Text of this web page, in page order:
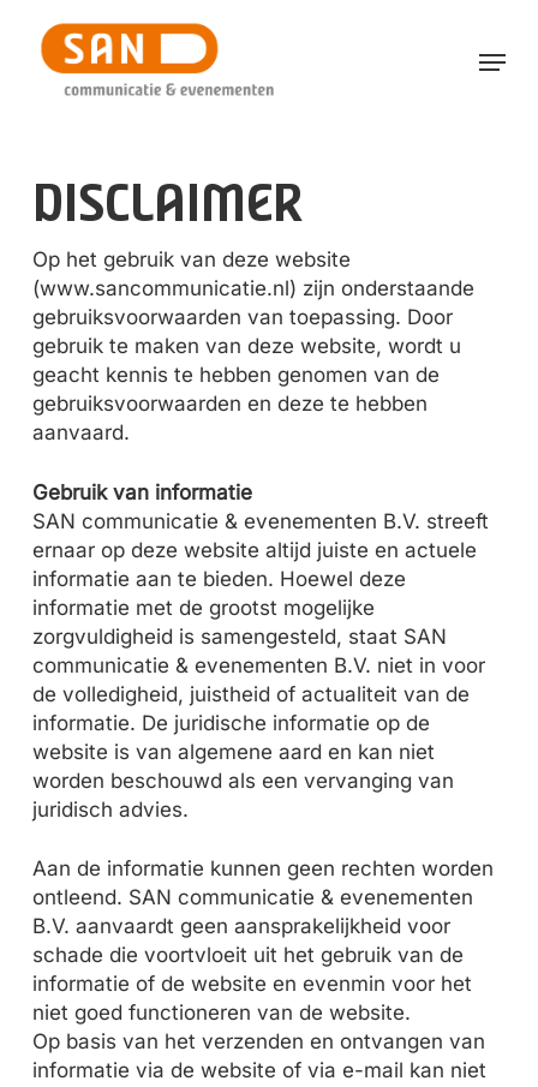
main
content
Menu
DISCLAIMER
Op het gebruik van deze website
(www.sancommunicatie.nl) zijn onderstaande
gebruiksvoorwaarden van toepassing. Door
gebruik te maken van deze website, wordt u
geacht kennis te hebben genomen van de
gebruiksvoorwaarden en deze te hebben
aanvaard.
Gebruik van informatie
SAN communicatie & evenementen B.V. streeft
ernaar op deze website altijd juiste en actuele
informatie aan te bieden. Hoewel deze
informatie met de grootst mogelijke
zorgvuldigheid is samengesteld, staat SAN
communicatie & evenementen B.V. niet in voor
de volledigheid, juistheid of actualiteit van de
informatie. De juridische informatie op de
website is van algemene aard en kan niet
worden beschouwd als een vervanging van
juridisch advies.
Aan de informatie kunnen geen rechten worden
ontleend. SAN communicatie & evenementen
B.V. aanvaardt geen aansprakelijkheid voor
schade die voortvloeit uit het gebruik van de
informatie of de website en evenmin voor het
niet goed functioneren van de website.
Op basis van het verzenden en ontvangen van
informatie via de website of via e-mail kan niet